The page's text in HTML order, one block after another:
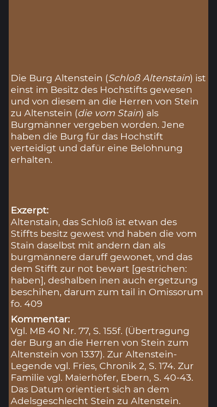
Die Burg Altenstein (Schloß Altenstain) ist
einst im Besitz des Hochstifts gewesen
und von diesem an die Herren von Stein
zu Altenstein (die vom Stain) als
Burgmänner vergeben worden. Jene
haben die Burg für das Hochstift
verteidigt und dafür eine Belohnung
erhalten.
Exzerpt:
Altenstain, das Schloß ist etwan des
Stiffts besitz gewest vnd haben die vom
Stain daselbst mit andern dan als
burgmännere daruff gewonet, vnd das
dem Stifft zur not bewart [gestrichen:
haben], deshalben inen auch ergetzung
beschihen, darum zum tail in Omissorum
fo. 409
Kommentar:
Vgl. MB 40 Nr. 77, S. 155f. (Übertragung
der Burg an die Herren von Stein zum
Altenstein von 1337). Zur Altenstein-
Legende vgl. Fries, Chronik 2, S. 174. Zur
Familie vgl. Maierhöfer, Ebern, S. 40-43.
Das Datum orientiert sich an dem
Adelsgeschlecht Stein zu Altenstein.